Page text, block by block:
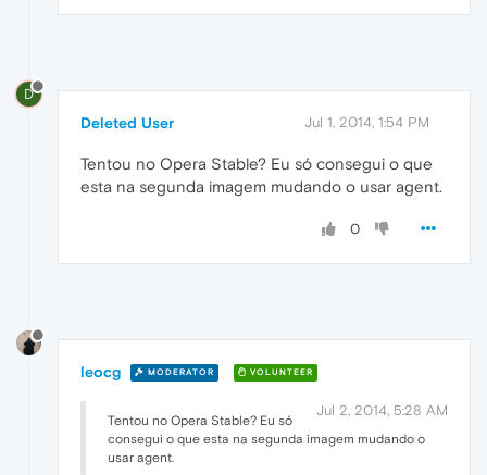
D
Deleted User Jul 1, 2014, 1:54 PM
Tentou no Opera Stable? Eu só consegui o que
esta na segunda imagem mudando o usar agent.
0
leocg MODERATOR VOLUNTEER
Jul 2, 2014, 5:28 AM
Tentou no Opera Stable? Eu só
consegui o que esta na segunda imagem mudando o
usar agent.